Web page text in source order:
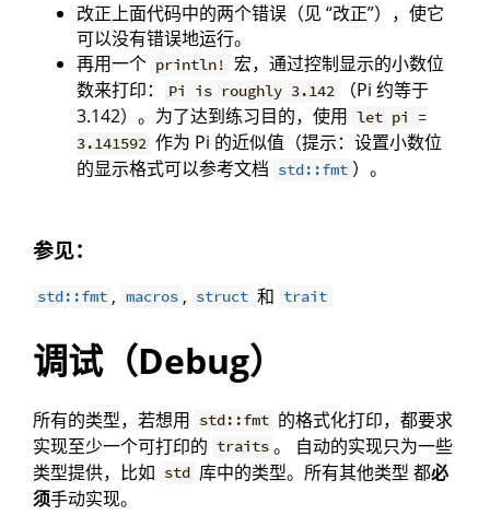
改正上面代码中的两个错误（见 “改正”），使它
可以没有错误地运行。
再用一个 println! 宏，通过控制显示的小数位
数来打印：
Pi is roughly 3.142
（Pi 约等于
3.142）。为了达到练习目的，使用 let pi =
3.141592 作为 Pi 的近似值（提示：设置小数位
的显示格式可以参考文档 std::fmt ）。
参见：
std::fmt , macros , struct 和 trait
调试（Debug）
所有的类型，若想用 std::fmt 的格式化打印，都要求
实现至少一个可打印的 traits 。 自动的实现只为一些
类型提供，比如 std 库中的类型。所有其他类型 都必
须手动实现。